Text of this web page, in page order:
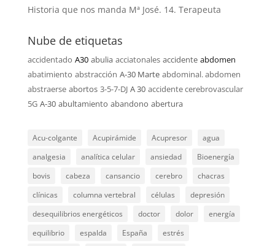
Historia que nos manda Mª José. 14. Terapeuta
Nube de etiquetas
accidentado A30 abulia acciatonales accidente abdomen
abatimiento abstracción A-30 Marte abdominal. abdomen
abstraerse abortos 3-5-7-DJ A 30 accidente cerebrovascular
5G A-30 abultamiento abandono abertura
Acu-colgante Acupirámide Acupresor
agua
analgesia
analítica celular ansiedad
Bioenergía
bovis
cabeza cansancio cerebro
chacras
clínicas
columna vertebral células
depresión
desequilibrios energéticos
doctor dolor
energía
equilibrio
espalda España
estrés